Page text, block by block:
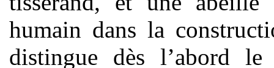
humain dans la
distingue dès l’abord